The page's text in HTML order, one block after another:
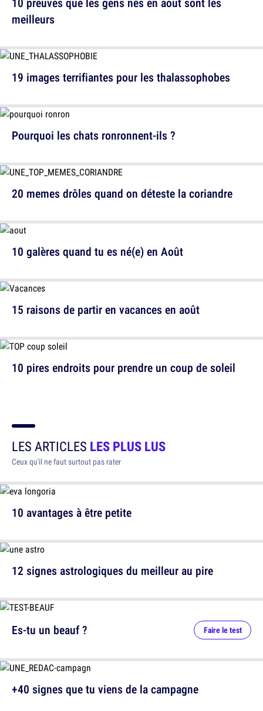
19 images terrifiantes pour les thalassophobes
20 memes drôles quand on déteste la coriandre
15 raisons de partir en vacances en août
meilleurs
Pourquoi les chats ronronnent-ils ?
10 galères quand tu es né(e) en Août
10 pires endroits pour prendre un coup de soleil
LES ARTICLES LES PLUS LUS
Ceux qu'il ne faut surtout pas rater
10 avantages à être petite
12 signes astrologiques du meilleur au pire
Es-tu un beauf ? Faire le test
+40 signes que tu viens de la campagne